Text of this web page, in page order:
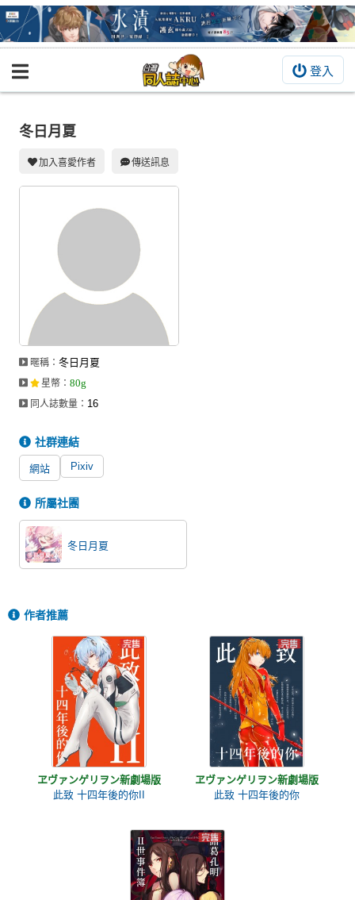
登入
BOOKY書集倉庫
同人周邊
活動&消息
最新消息
宣傳&交流
工作委託
繪圖藝廊
攤位轉讓區
會員功能選單
登入
冬日月夏
加入喜愛作者 傳送訊息
暱稱：冬日月夏
星幣 ：80g
同人誌數量： 16
社群連結
網站 Pixiv
所屬社團
冬日月夏
作者推薦
ヱヴァンゲリヲン新劇場版
此致 十四年後的你II
ヱヴァンゲリヲン新劇場版
此致 十四年後的你